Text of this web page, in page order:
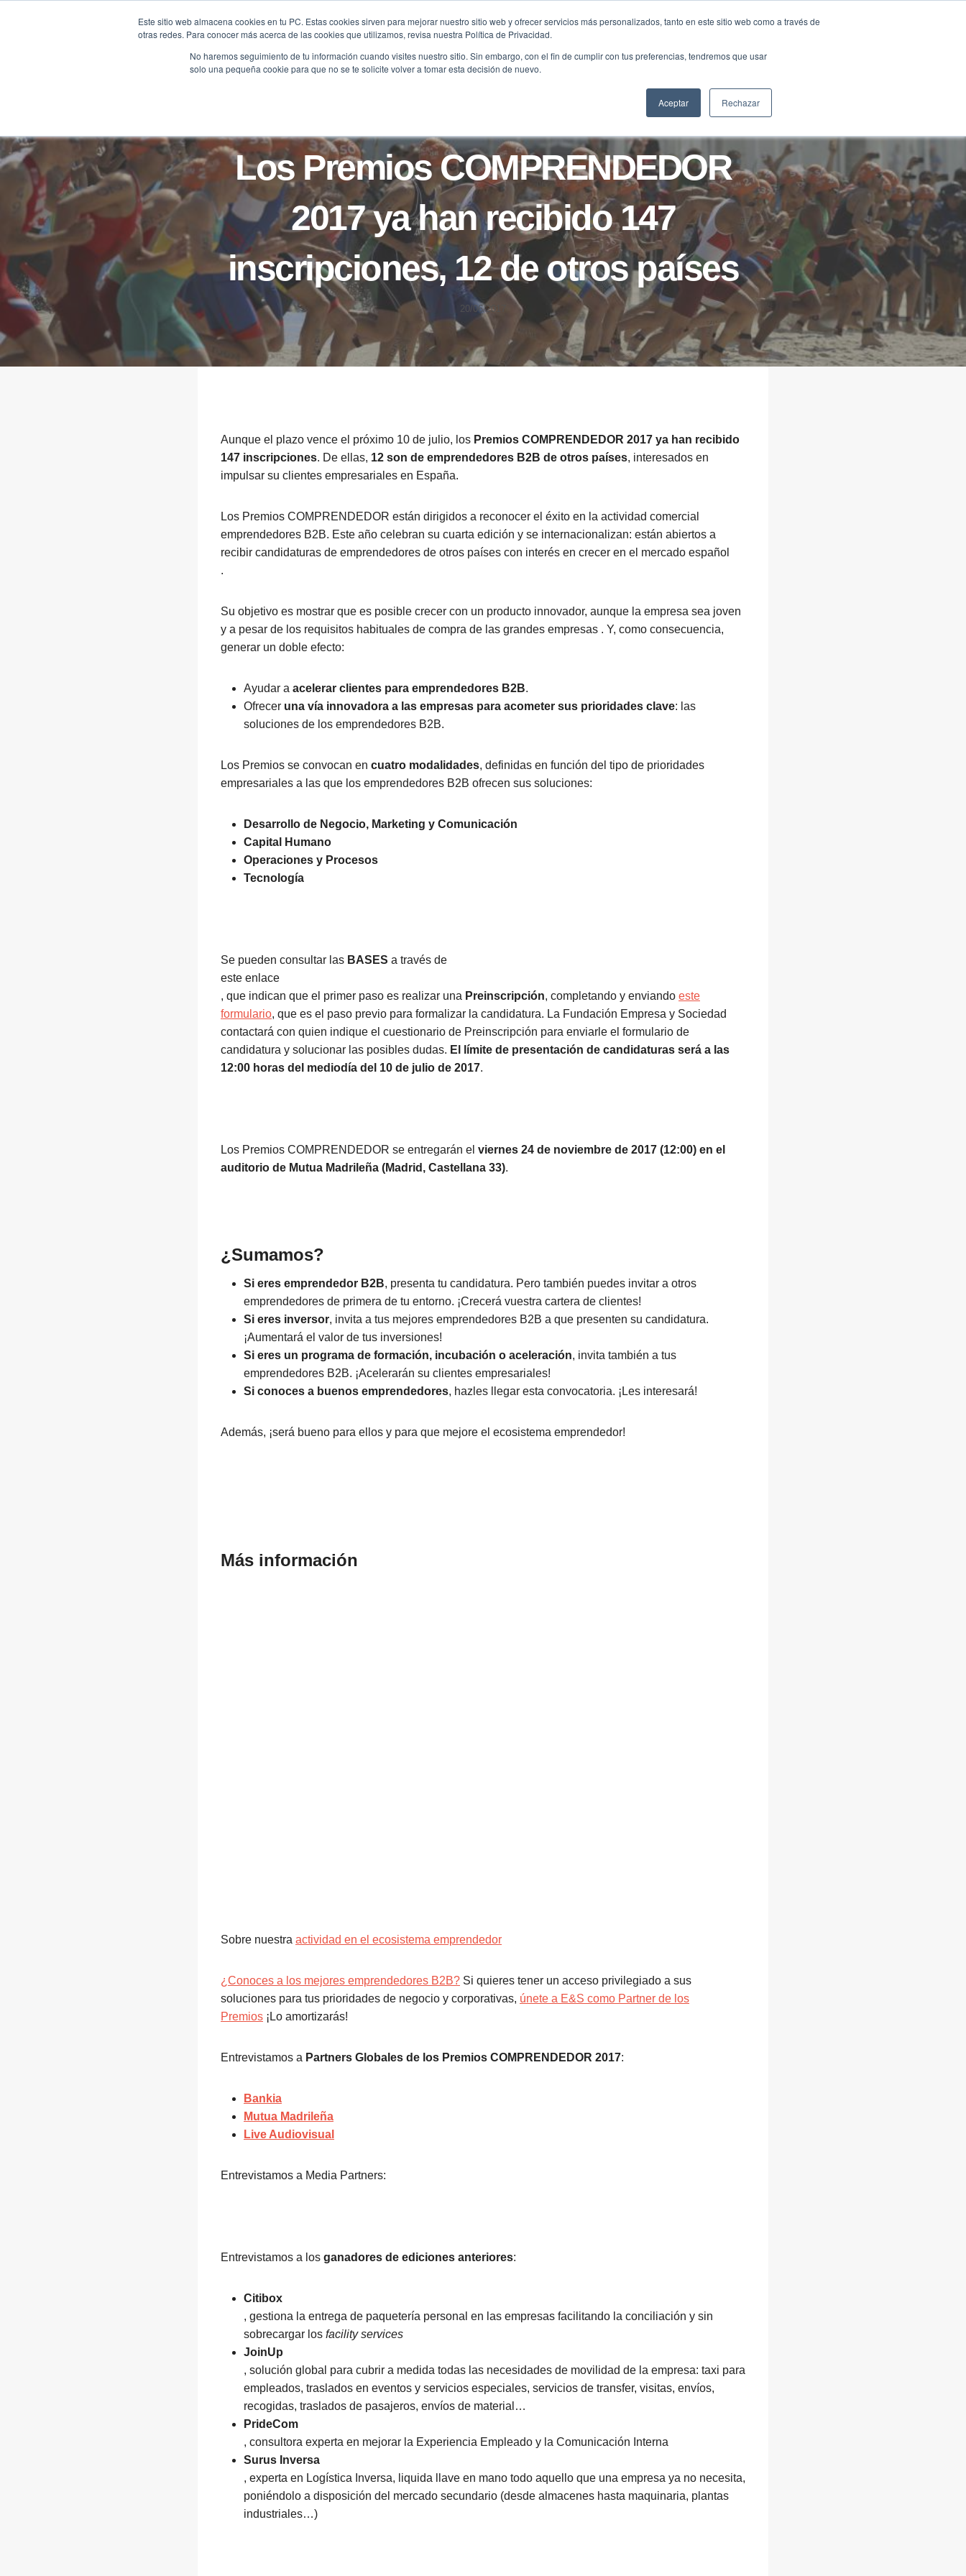
Este sitio web almacena cookies en tu PC. Estas cookies sirven para mejorar nuestro sitio web y ofrecer servicios más personalizados, tanto en este sitio web como a través de
otras redes. Para conocer más acerca de las cookies que utilizamos, revisa nuestra Política de Privacidad.
No haremos seguimiento de tu información cuando visites nuestro sitio. Sin embargo, con el fin de cumplir con tus preferencias, tendremos que usar
solo una pequeña cookie para que no se te solicite volver a tomar esta decisión de nuevo.
Aceptar Rechazar
HOME B2B FILANTROPÍA LONGEVIDAD
Los Premios COMPRENDEDOR
2017 ya han recibido 147
inscripciones, 12 de otros países
20/06/2017
Aunque el plazo vence el próximo 10 de julio, los Premios COMPRENDEDOR 2017 ya han recibido
147 inscripciones. De ellas, 12 son de emprendedores B2B de otros países, interesados en
impulsar su clientes empresariales en España.
Los Premios COMPRENDEDOR están dirigidos a reconocer el éxito en la actividad comercial
emprendedores B2B. Este año celebran su cuarta edición y se internacionalizan: están abiertos a
recibir candidaturas de emprendedores de otros países con interés en crecer en el mercado español
.
Su objetivo es mostrar que es posible crecer con un producto innovador, aunque la empresa sea joven
y a pesar de los requisitos habituales de compra de las grandes empresas . Y, como consecuencia,
generar un doble efecto:
Ayudar a acelerar clientes para emprendedores B2B.
Ofrecer una vía innovadora a las empresas para acometer sus prioridades clave: las
soluciones de los emprendedores B2B.
Los Premios se convocan en cuatro modalidades, definidas en función del tipo de prioridades
empresariales a las que los emprendedores B2B ofrecen sus soluciones:
Desarrollo de Negocio, Marketing y Comunicación
Capital Humano
Operaciones y Procesos
Tecnología
Se pueden consultar las BASES a través de
este enlace
, que indican que el primer paso es realizar una Preinscripción, completando y enviando este
formulario, que es el paso previo para formalizar la candidatura. La Fundación Empresa y Sociedad
contactará con quien indique el cuestionario de Preinscripción para enviarle el formulario de
candidatura y solucionar las posibles dudas. El límite de presentación de candidaturas será a las
12:00 horas del mediodía del 10 de julio de 2017.
Los Premios COMPRENDEDOR se entregarán el viernes 24 de noviembre de 2017 (12:00) en el
auditorio de Mutua Madrileña (Madrid, Castellana 33).
¿Sumamos?
Si eres emprendedor B2B, presenta tu candidatura. Pero también puedes invitar a otros
emprendedores de primera de tu entorno. ¡Crecerá vuestra cartera de clientes!
Si eres inversor, invita a tus mejores emprendedores B2B a que presenten su candidatura.
¡Aumentará el valor de tus inversiones!
Si eres un programa de formación, incubación o aceleración, invita también a tus
emprendedores B2B. ¡Acelerarán su clientes empresariales!
Si conoces a buenos emprendedores, hazles llegar esta convocatoria. ¡Les interesará!
Además, ¡será bueno para ellos y para que mejore el ecosistema emprendedor!
Más información
Sobre nuestra actividad en el ecosistema emprendedor
¿Conoces a los mejores emprendedores B2B? Si quieres tener un acceso privilegiado a sus
soluciones para tus prioridades de negocio y corporativas, únete a E&S como Partner de los
Premios ¡Lo amortizarás!
Entrevistamos a Partners Globales de los Premios COMPRENDEDOR 2017:
Bankia
Mutua Madrileña
Live Audiovisual
Entrevistamos a Media Partners:
Entrevistamos a los ganadores de ediciones anteriores:
Citibox
, gestiona la entrega de paquetería personal en las empresas facilitando la conciliación y sin
sobrecargar los facility services
JoinUp
, solución global para cubrir a medida todas las necesidades de movilidad de la empresa: taxi para
empleados, traslados en eventos y servicios especiales, servicios de transfer, visitas, envíos,
recogidas, traslados de pasajeros, envíos de material…
PrideCom
, consultora experta en mejorar la Experiencia Empleado y la Comunicación Interna
Surus Inversa
, experta en Logística Inversa, liquida llave en mano todo aquello que una empresa ya no necesita,
poniéndolo a disposición del mercado secundario (desde almacenes hasta maquinaria, plantas
industriales…)